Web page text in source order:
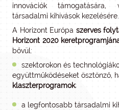
innovációk
társadalmi kihívások kezelésére.
A Horizont Európa szerves
Horizont 2020
bővül:
szektorokon és
együttműködéseket ösztönző,
klaszterprogramok;
a legfontosabb társadalmi